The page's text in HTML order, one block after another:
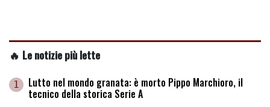
🔥 Le notizie più lette
1 Lutto nel mondo granata: è morto Pippo Marchioro, il
tecnico della storica Serie A